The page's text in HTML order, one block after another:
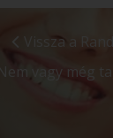
Vissza a
Nem vagy még